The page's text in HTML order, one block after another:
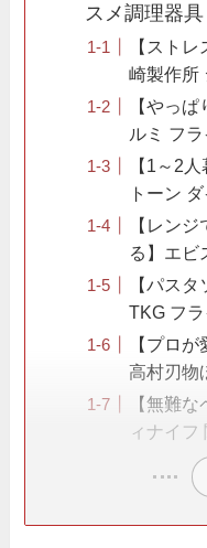
スメ調理器具
【スト
崎製作所
【やっ
ルミ フ
【1～2
トーン
【レン
る】エビ
【パス
TKG フ
【プロ
高村刃物
【無難
ィナイフ